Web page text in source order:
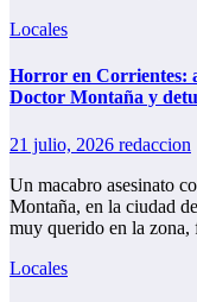
Locales
Horror en Corrientes:
Doctor Montaña y
21 julio, 2026 redaccion
Un macabro asesinato
Montaña, en la ciudad
muy querido en la
Locales